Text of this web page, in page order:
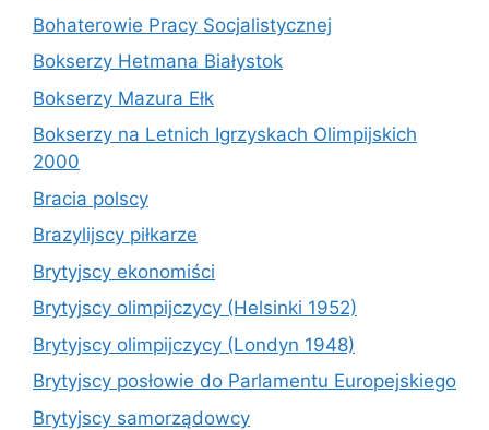
Bohaterowie Pracy Socjalistycznej
Bokserzy Hetmana Białystok
Bokserzy Mazura Ełk
Bokserzy na Letnich Igrzyskach Olimpijskich
2000
Bracia polscy
Brazylijscy piłkarze
Brytyjscy ekonomiści
Brytyjscy olimpijczycy (Helsinki 1952)
Brytyjscy olimpijczycy (Londyn 1948)
Brytyjscy posłowie do Parlamentu Europejskiego
Brytyjscy samorządowcy